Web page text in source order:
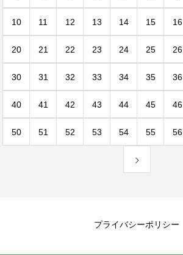
10 11 12 13 14 15 16
20 21 22 23 24 25 26
30 31 32 33 34 35 36
40 41 42 43 44 45 46
50 51 52 53 54 55 56
プライバシーポリシー